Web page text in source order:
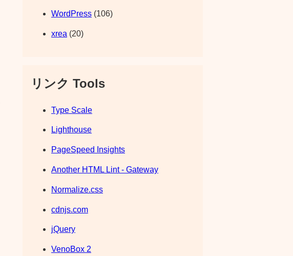
WordPress (106)
xrea (20)
リンク Tools
Type Scale
Lighthouse
PageSpeed Insights
Another HTML Lint - Gateway
Normalize.css
cdnjs.com
jQuery
VenoBox 2